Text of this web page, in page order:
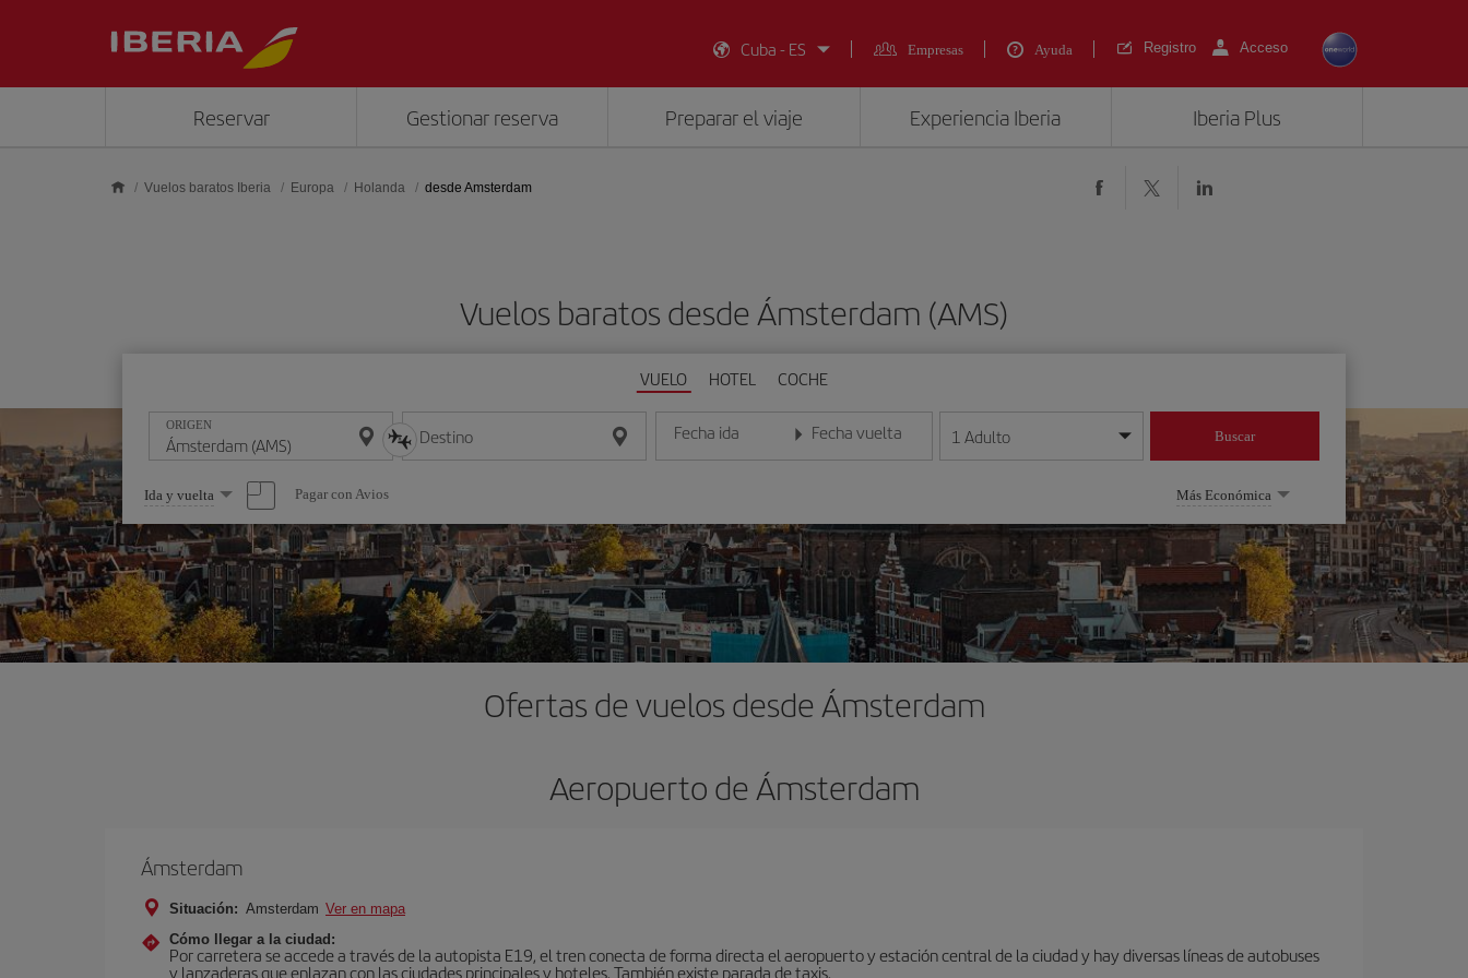
Cuba - ES
Empresas Ayuda Registro Acceso
Reservar Gestionar reserva Preparar el viaje Experiencia Iberia Iberia Plus
Vuelos baratos Iberia Europa Holanda desde Amsterdam
Vuelos baratos desde Ámsterdam (AMS)
VUELO HOTEL COCHE
ORIGEN Destino Fecha ida
Introduce la fecha en formato día/mes/año
Fecha vuelta
Introduce la fecha en formato día/mes/año
1 Adulto Buscar
Seleccione
una
opción
Ida y vuelta Pagar con Avios Más Económica
Ofertas de vuelos desde Ámsterdam
Aeropuerto de Ámsterdam
Ámsterdam
Situación: Amsterdam Ver en mapa
Cómo llegar a la ciudad:
Por carretera se accede a través de la autopista E19, el tren conecta de forma directa el aeropuerto y estación central de la ciudad y hay diversas líneas de autobuses
y lanzaderas que enlazan con las ciudades principales y hoteles. También existe parada de taxis.